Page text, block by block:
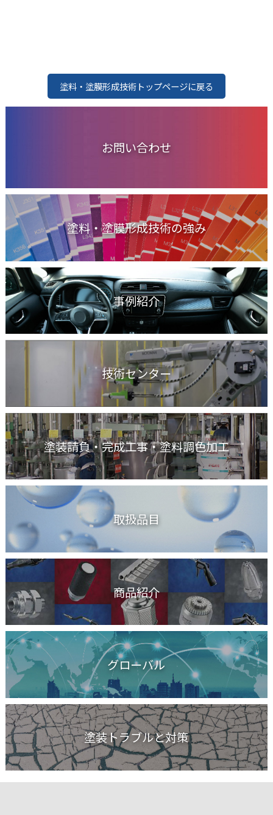
塗料・塗膜形成技術トップページに戻る
お問い合わせ
塗料・塗膜形成技術の強み
事例紹介
技術センター
塗装請負・完成工事・塗料調色加工
取扱品目
商品紹介
グローバル
塗装トラブルと対策